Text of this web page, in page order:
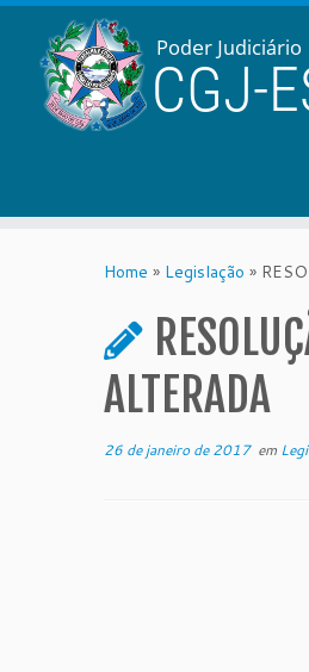
Home » Legislação »
ALTERADA
26 de janeiro de 2017em